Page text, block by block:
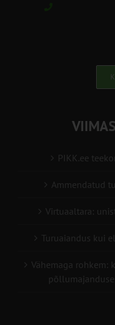
PIKK.ee
Ammendatud
Virtuaaltara:
Turuaiandus kui
Vähemaga rohkem: